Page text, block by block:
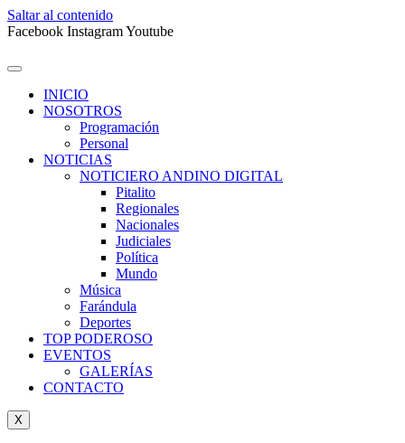
Saltar al contenido
Facebook InstagramYoutube
INICIO
NOSOTROS
Programación
Personal
NOTICIAS
NOTICIERO ANDINO DIGITAL
Pitalito
Regionales
Nacionales
Judiciales
Política
Mundo
Música
Farándula
Deportes
TOP PODEROSO
EVENTOS
GALERÍAS
CONTACTO
X